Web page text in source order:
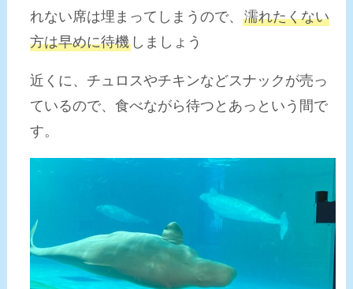
れない席は埋まってしまうので、濡れたくない
方は早めに待機 しましょう
近くに、チュロスやチキンなどスナックが売っ
ているので、食べながら待つとあっという間で
す。